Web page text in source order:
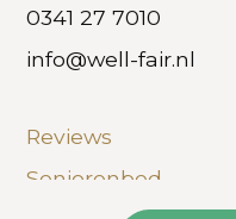
0341 27 7010
info@well-fair.nl
Reviews
Seniorenbed